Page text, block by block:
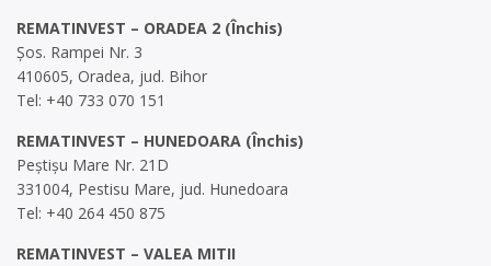
REMATINVEST – ORADEA 2 (Închis)
Șos. Rampei Nr. 3
410605, Oradea, jud. Bihor
Tel: +40 733 070 151
REMATINVEST – HUNEDOARA (Închis)
Peștișu Mare Nr. 21D
331004, Pestisu Mare, jud. Hunedoara
Tel: +40 264 450 875
REMATINVEST – VALEA MITII